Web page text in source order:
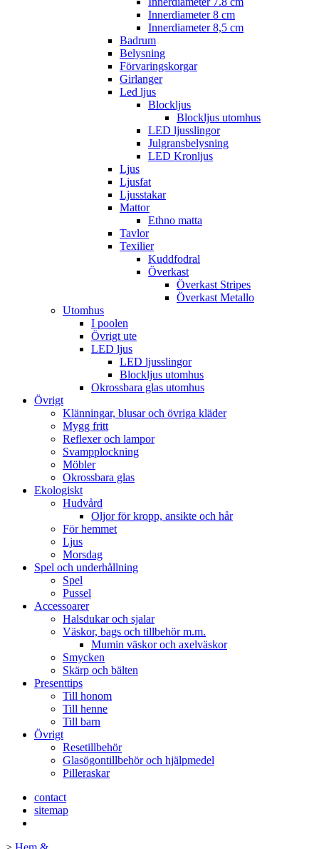
Innerdiameter 8 cm
Innerdiameter 8,5 cm
Badrum
Belysning
Förvaringskorgar
Girlanger
Led ljus
Blockljus
Blockljus utomhus
LED ljusslingor
Julgransbelysning
LED Kronljus
Ljus
Ljusfat
Ljusstakar
Mattor
Ethno matta
Tavlor
Texilier
Kuddfodral
Överkast
Överkast Stripes
Överkast Metallo
Utomhus
I poolen
Övrigt ute
LED ljus
LED ljusslingor
Blockljus utomhus
Okrossbara glas utomhus
Övrigt
Klänningar, blusar och övriga kläder
Mygg fritt
Reflexer och lampor
Svampplockning
Möbler
Okrossbara glas
Ekologiskt
Hudvård
Oljor för kropp, ansikte och hår
För hemmet
Ljus
Morsdag
Spel och underhållning
Spel
Pussel
Accessoarer
Halsdukar och sjalar
Väskor, bags och tillbehör m.m.
Mumin väskor och axelväskor
Smycken
Skärp och bälten
Presenttips
Till honom
Till henne
Till barn
Övrigt
Resetillbehör
Glasögontillbehör och hjälpmedel
Pilleraskar
contact
sitemap